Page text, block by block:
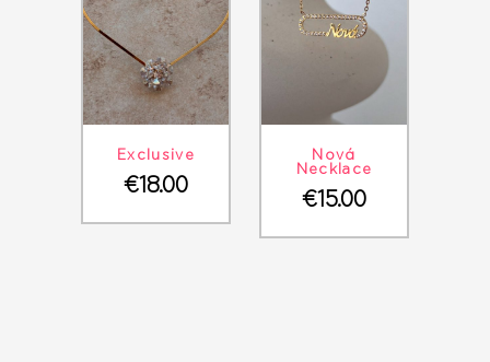
ΛΕΠΤΟΜΈΡΕΙΕΣ
Exclusive
€18.00
ΛΕΠΤΟΜΈΡΕΙΕΣ
Νονά
Necklace
€15.00